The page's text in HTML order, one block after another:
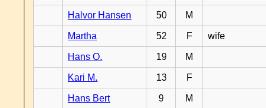
Halvor Hansen 50 M
Martha 52 F wife
Hans O. 19 M
Kari M. 13 F
Hans Bert 9 M